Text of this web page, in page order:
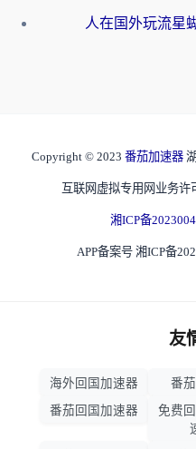
Copyright © 2023 番茄加速器
互联网虚拟专用网业务许
湘ICP备
APP备案号 湘ICP备
友
海外回国加速器 番
番茄回国加速器
免费